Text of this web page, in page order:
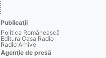
Publicaţii
Politica Românească
Editura Casa Radio
Radio Arhive
Agenţie de presă